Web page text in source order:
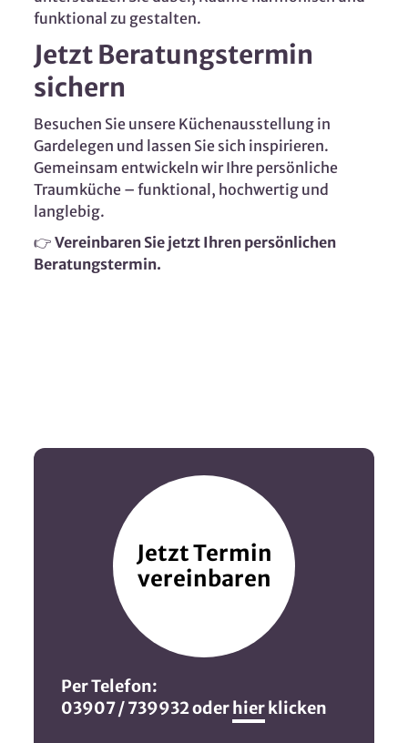
funktional zu gestalten.
Jetzt Beratungstermin
sichern
Besuchen Sie unsere Küchenausstellung in
Gardelegen und lassen Sie sich inspirieren.
Gemeinsam entwickeln wir Ihre persönliche
Traumküche – funktional, hochwertig und
langlebig.
👉Vereinbaren Sie jetzt Ihren persönlichen
Beratungstermin.
Jetzt Termin
vereinbaren
Per Telefon:
03907 / 739932 oderhierklicken